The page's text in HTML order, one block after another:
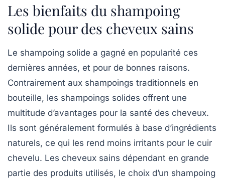
Les bienfaits du shampoing
solide pour des cheveux sains
Le shampoing solide a gagné en popularité ces
dernières années, et pour de bonnes raisons.
Contrairement aux shampoings traditionnels en
bouteille, les shampoings solides offrent une
multitude d’avantages pour la santé des cheveux.
Ils sont généralement formulés à base d’ingrédients
naturels, ce qui les rend moins irritants pour le cuir
chevelu. Les cheveux sains dépendant en grande
partie des produits utilisés, le choix d’un shampoing